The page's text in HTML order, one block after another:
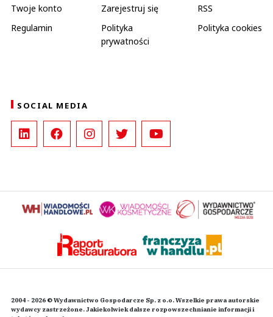
Twoje konto
Zarejestruj się
RSS
Regulamin
Polityka
prywatności
Polityka cookies
SOCIAL MEDIA
2004 - 2026 © Wydawnictwo Gospodarcze Sp. z o.o. Wszelkie prawa autorskie
wydawcy zastrzeżone. Jakiekolwiek dalsze rozpowszechnianie informacji i